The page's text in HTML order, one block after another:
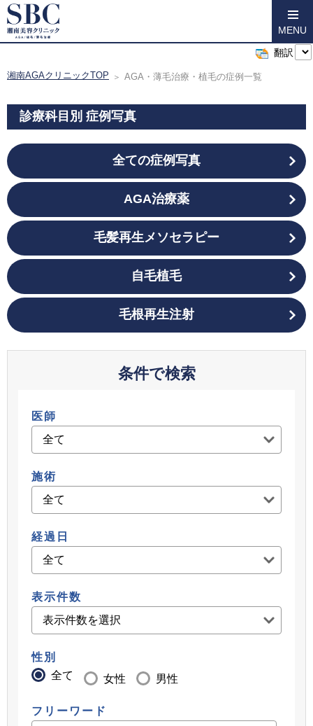
翻訳
MENU
湘南AGAクリニックTOP AGA・薄毛治療・植毛の症例一覧
診療科目別 症例写真
全ての症例写真
AGA治療薬
毛髪再生メソセラピー
自毛植毛
毛根再生注射
条件で検索
医師
施術
経過日
表示件数
性別
全て
女性 男性
フリーワード